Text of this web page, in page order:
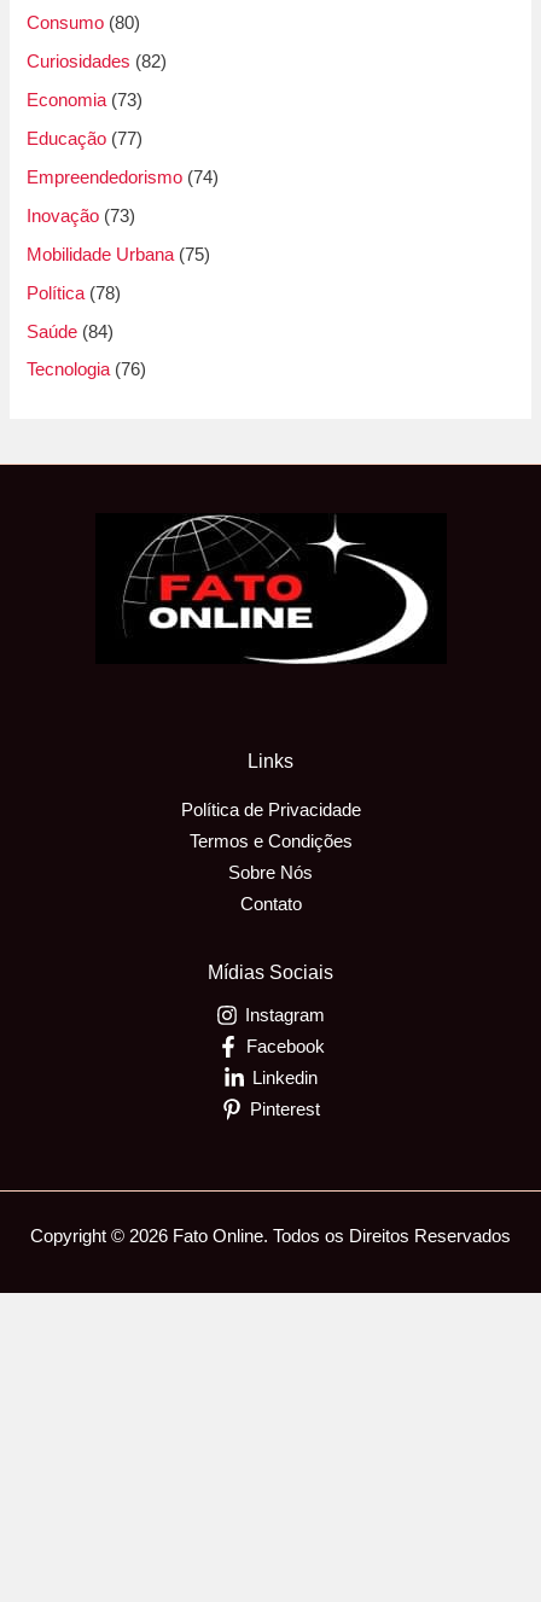
Consumo (80)
Curiosidades (82)
Economia (73)
Educação (77)
Empreendedorismo (74)
Inovação (73)
Mobilidade Urbana (75)
Política (78)
Saúde (84)
Tecnologia(76)
Links
Política de Privacidade
Termos e Condições
Sobre Nós
Contato
Mídias Sociais
Instagram
Facebook
Linkedin
Pinterest
Copyright © 2026 Fato Online. Todos os Direitos Reservados